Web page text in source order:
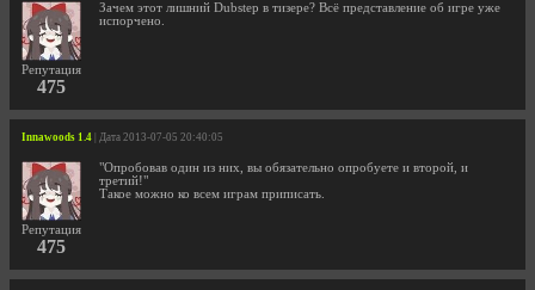
Репутация
475
Зачем этот лишний Dubstep в тизере? Всё представление об игре уже
испорчено.
Innawoods 1.4 | Дата 2013-07-05 20:40:05
Репутация
475
"Опробовав один из них, вы обязательно опробуете и второй, и
третий!"
Такое можно ко всем играм приписать.